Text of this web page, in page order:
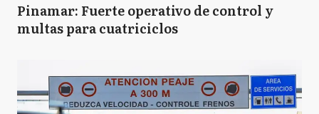
Pinamar: Fuerte operativo de control y
multas para cuatriciclos